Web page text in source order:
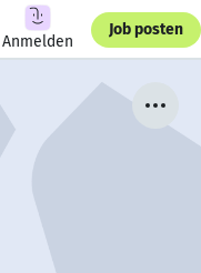
Anmelden
Job posten